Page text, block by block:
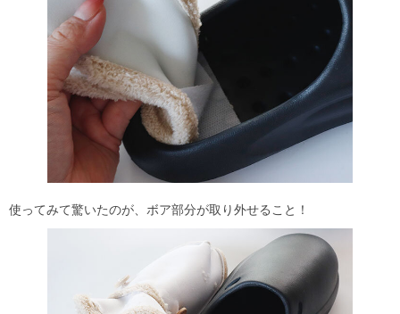
使ってみて驚いたのが、ボア部分が取り外せること！